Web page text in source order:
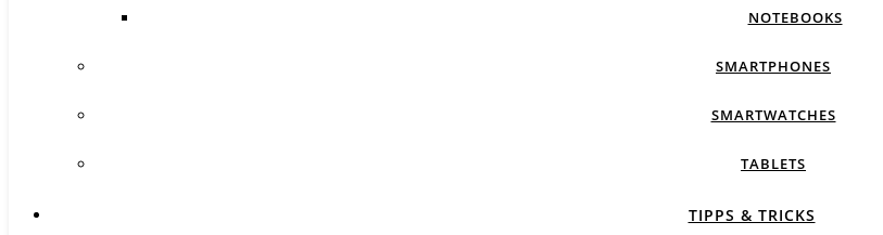
NOTEBOOKS
SMARTPHONES
SMARTWATCHES
TABLETS
TIPPS & TRICKS